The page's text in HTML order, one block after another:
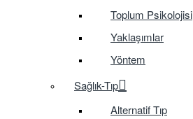
Toplum Psikolojisi
Yaklaşımlar
Yöntem
Sağlık-Tıp
Alternatif Tıp